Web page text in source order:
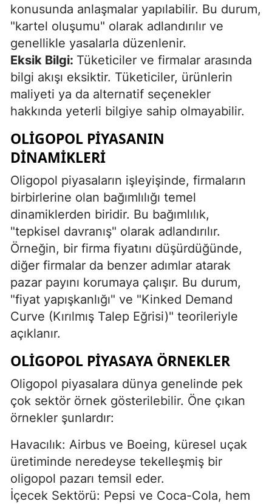
konusunda anlaşmalar yapılabilir. Bu durum,
"kartel oluşumu" olarak adlandırılır ve
genellikle yasalarla düzenlenir.
Eksik Bilgi: Tüketiciler ve firmalar arasında
bilgi akışı eksiktir. Tüketiciler, ürünlerin
maliyeti ya da alternatif seçenekler
hakkında yeterli bilgiye sahip olmayabilir.
OLIGOPOL PIYASANIN
DINAMIKLERI
Oligopol piyasaların işleyişinde, firmaların
birbirlerine olan bağımlılığı temel
dinamiklerden biridir. Bu bağımlılık,
"tepkisel davranış" olarak adlandırılır.
Örneğin, bir firma fiyatını düşürdüğünde,
diğer firmalar da benzer adımlar atarak
pazar payını korumaya çalışır. Bu durum,
"fiyat yapışkanlığı" ve "Kinked Demand
Curve (Kırılmış Talep Eğrisi)" teorileriyle
açıklanır.
OLIGOPOL PIYASAYA ÖRNEKLER
Oligopol piyasalara dünya genelinde pek
çok sektör örnek gösterilebilir. Öne çıkan
örnekler şunlardır:
Havacılık: Airbus ve Boeing, küresel uçak
üretiminde neredeyse tekelleşmiş bir
oligopol pazarı temsil eder.
İçecek Sektörü: Pepsi ve Coca-Cola, hem